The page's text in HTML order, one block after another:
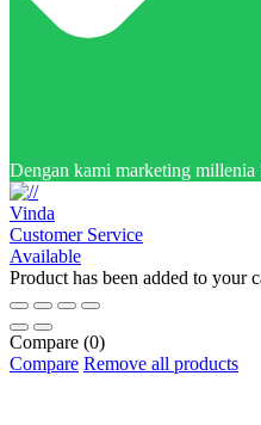
Dengan kami marketing
Vinda
Customer Service
Available
Product has been added to your
Compare (0)
Compare Remove all products